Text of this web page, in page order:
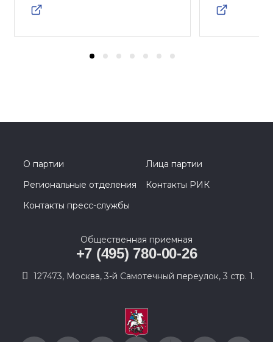
О партии
Лица партии
Региональные отделения
Контакты РИК
Контакты пресс-службы
Общественная приемная
+7 (495) 780-00-26
127473, Москва, 3-й Самотечный переулок, 3 стр. 1.